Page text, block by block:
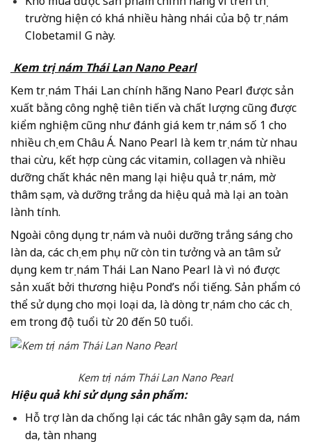
trường hiện có khá nhiều hàng nhái của bộ trị nám
Clobetamil G này.
Kem trị nám Thái Lan Nano Pearl
Kem trị nám Thái Lan chính hãng Nano Pearl được sản
xuất bằng công nghệ tiên tiến và chất lượng cũng được
kiểm nghiệm cũng như đánh giá kem trị nám số 1 cho
nhiều chị em Châu Á. Nano Pearl là kem trị nám từ nhau
thai cừu, kết hợp cùng các vitamin, collagen và nhiều
dưỡng chất khác nên mang lại hiệu quả trị nám, mờ
thâm sạm, và dưỡng trắng da hiệu quả mà lại an toàn
lành tính.
Ngoài công dụng trị nám và nuôi dưỡng trắng sáng cho
làn da, các chị em phụ nữ còn tin tưởng và an tâm sử
dụng kem trị nám Thái Lan Nano Pearl là vì nó được
sản xuất bởi thương hiệu Pond’s nổi tiếng. Sản phẩm có
thể sử dụng cho mọi loại da, là dòng trị nám cho các chị
em trong độ tuổi từ 20 đến 50 tuổi.
Kem trị nám Thái Lan Nano Pearl
Hiệu quả khi sử dụng sản phẩm:
Hỗ trợ làn da chống lại các tác nhân gây sạm da, nám
da, tàn nhang